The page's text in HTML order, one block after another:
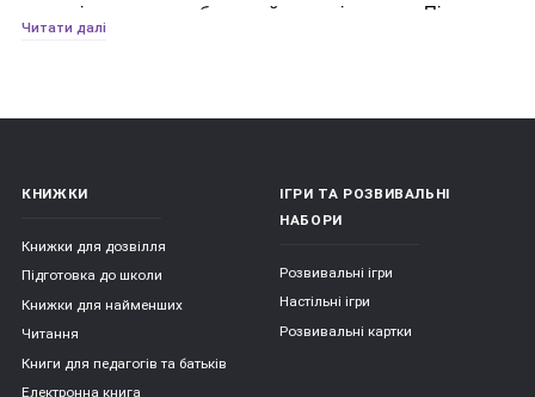
жити, ніж тим, хто позбавлений радості читання. Під час
спільного читання у дітей формується моральне ставлення
моменти він емоційно розвивається і, нерідко ототожнюючи
себе з головним героєм, долає власні страхи. Слухаючи
літературний твір, дитина успадковує різноманітні моделі
поведінки через книгу: наприклад, як стати хорошим
товаришем, як досягти мети або як вирішити конфлікт.
Роль батьків тут - допомогти порівняти ситуації з казки з
Діти, яким батьки читають вголос регулярно, починають
Читати далі
КНИЖКИ
Книжки для дозвілля
Підготовка до школи
Книжки для найменших
Читання
Книги для педагогів та батьків
Електронна книга
ІГРИ ТА РОЗВИВАЛЬНІ
НАБОРИ
Розвивальні ігри
Настільні ігри
Розвивальні картки